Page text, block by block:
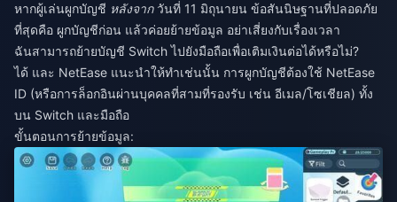
หากผู้เล่นผูกบัญชี หลังจากวันที่ 11 มิถุนายน ข้อสันนิษฐานที่ปลอดภัย
ที่สุดคือ ผูกบัญชีก่อน แล้วค่อยย้ายข้อมูล อย่าเสี่ยงกับเรื่องเวลา
ฉันสามารถย้ายบัญชี Switch ไปยังมือถือเพื่อเติมเงินต่อได้หรือไม่?
ได้ และ NetEase แนะนำให้ทำเช่นนั้น การผูกบัญชีต้องใช้ NetEase
ID (หรือการล็อกอินผ่านบุคคลที่สามที่รองรับ เช่น อีเมล/โซเชียล) ทั้ง
บน Switch และมือถือ
ขั้นตอนการย้ายข้อมูล: